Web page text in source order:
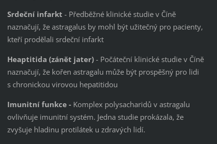
Srdeční infarkt - Předběžné klinické studie v Číně
naznačují, že astragalus by mohl být užitečný pro pacienty,
kteří prodělali srdeční infarkt
Heaptitida (zánět jater)- Počáteční klinické studie v Číně
naznačují, že kořen astragalu může být prospěšný pro lidi
s chronickou virovou hepatitidou
Imunitní funkce - Komplex polysacharidů v astragalu
ovlivňuje imunitní systém. Jedna studie prokázala, že
zvyšuje hladinu protilátek u zdravých lidí.